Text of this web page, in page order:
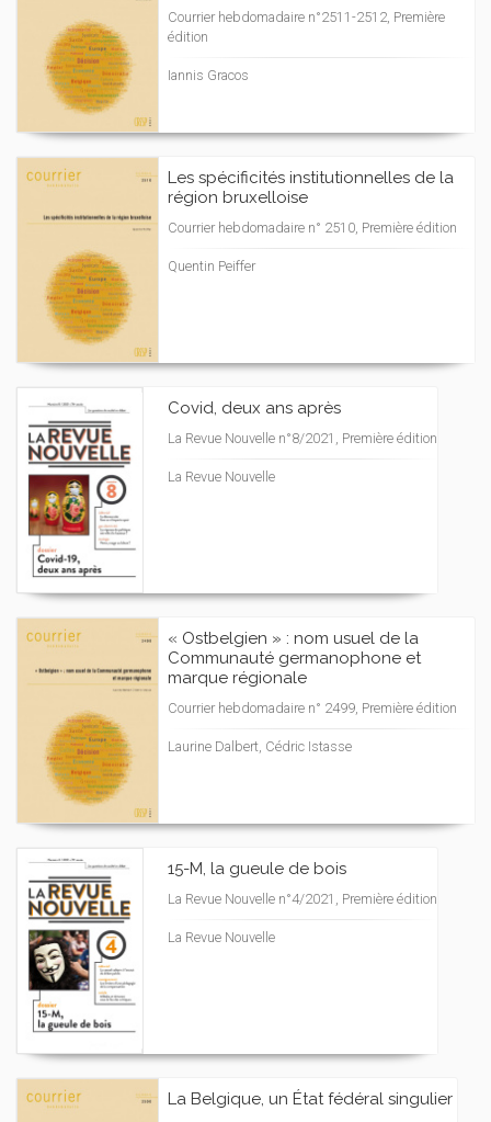
Courrier hebdomadaire n°2511-2512, Première
édition
Iannis Gracos
Les spécificités institutionnelles de la
région bruxelloise
Courrier hebdomadaire n° 2510, Première édition
Quentin Peiffer
Covid, deux ans après
La Revue Nouvelle n°8/2021, Première édition
La Revue Nouvelle
« Ostbelgien » : nom usuel de la
Communauté germanophone et
marque régionale
Courrier hebdomadaire n° 2499, Première édition
Laurine Dalbert, Cédric Istasse
15-M, la gueule de bois
La Revue Nouvelle n°4/2021, Première édition
La Revue Nouvelle
La Belgique, un État fédéral singulier